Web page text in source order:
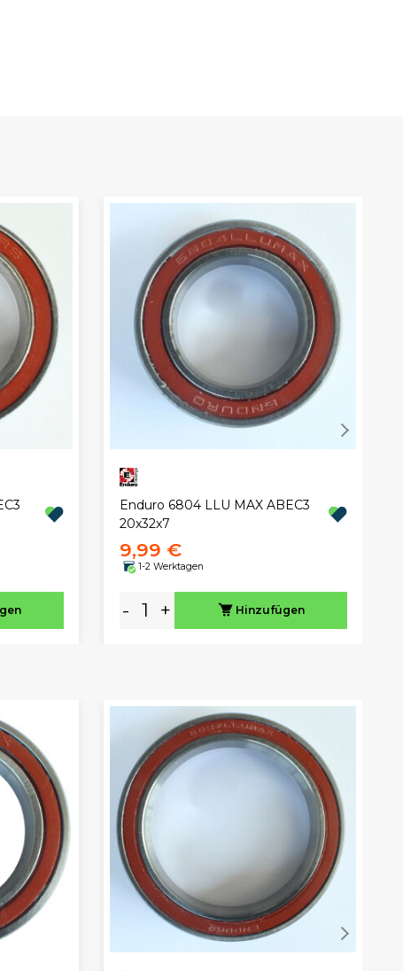
Enduro 6804 LLU MAX ABEC3
20x32x7
9,99 €
1-2 Werktagen
- + Hinzufügen